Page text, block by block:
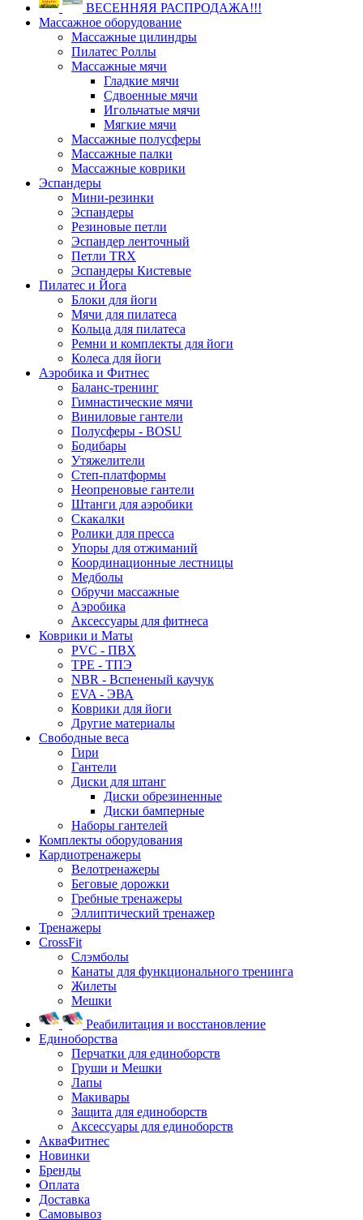
ВЕСЕННЯЯ РАСПРОДАЖА!!!
Массажное оборудование
Массажные цилиндры
Пилатес Роллы
Массажные мячи
Гладкие мячи
Сдвоенные мячи
Игольчатые мячи
Мягкие мячи
Массажные полусферы
Массажные палки
Массажные коврики
Эспандеры
Мини-резинки
Эспандеры
Резиновые петли
Эспандер ленточный
Петли TRX
Эспандеры Кистевые
Пилатес и Йога
Блоки для йоги
Мячи для пилатеса
Кольца для пилатеса
Ремни и комплекты для йоги
Колеса для йоги
Аэробика и Фитнес
Баланс-тренинг
Гимнастические мячи
Виниловые гантели
Полусферы - BOSU
Бодибары
Утяжелители
Степ-платформы
Неопреновые гантели
Штанги для аэробики
Скакалки
Ролики для пресса
Упоры для отжиманий
Координационные лестницы
Медболы
Обручи массажные
Аэробика
Аксессуары для фитнеса
Коврики и Маты
PVC - ПВХ
TPE - ТПЭ
NBR - Вспененый каучук
EVA - ЭВА
Коврики для йоги
Другие материалы
Свободные веса
Гири
Гантели
Диски для штанг
Диски обрезиненные
Диски бамперные
Наборы гантелей
Комплекты оборудования
Кардиотренажеры
Велотренажеры
Беговые дорожки
Гребные тренажеры
Эллиптический тренажер
Тренажеры
CrossFit
Слэмболы
Канаты для функционального тренинга
Жилеты
Мешки
Реабилитация и восстановление
Единоборства
Перчатки для единоборств
Груши и Мешки
Лапы
Макивары
Защита для единоборств
Аксессуары для единоборств
АкваФитнес
Новинки
Бренды
Оплата
Доставка
Самовывоз